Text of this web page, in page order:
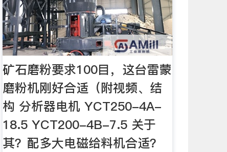
矿石磨粉要求100目，这台雷蒙
磨粉机刚好合适（附视频、结
构 分析器电机 YCT250-4A-
18.5 YCT200-4B-7.5 关于
其？配多大电磁给料机合适？